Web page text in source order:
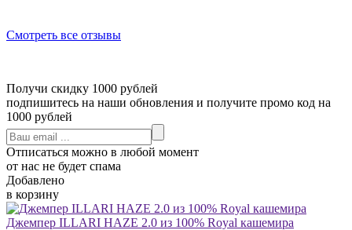
Смотреть все отзывы
Получи скидку 1000 рублей
подпишитесь на наши обновления и получите промо код на
1000 рублей
Отписаться можно в любой момент
от нас не будет спама
Добавлено
в корзину
Джемпер ILLARI HAZE 2.0 из 100% Royal кашемира